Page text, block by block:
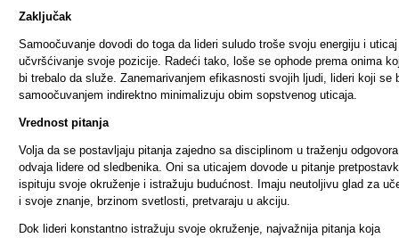
Zaključak
Samoočuvanje dovodi do toga da lideri suludo troše svoju energiju i
učvršćivanje svoje pozicije. Radeći tako, loše se ophode prema onima
bi trebalo da služe. Zanemarivanjem efikasnosti svojih ljudi, lideri koji se
samoočuvanjem indirektno minimalizuju obim sopstvenog uticaja.
Vrednost pitanja
Volja da se postavljaju pitanja zajedno sa disciplinom u traženju odgovora
odvaja lidere od sledbenika. Oni sa uticajem dovode u pitanje
ispituju svoje okruženje i istražuju budućnost. Imaju neutoljivu glad za
i svoje znanje, brzinom svetlosti, pretvaraju u akciju.
Dok lideri konstantno istražuju svoje okruženje, najvažnija pitanja koja